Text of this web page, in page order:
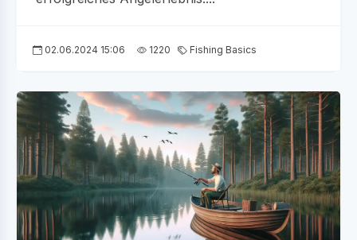
02.06.2024 15:06 1220 Fishing Basics